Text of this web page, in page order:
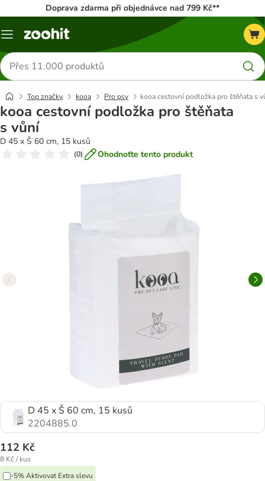
Doprava zdarma při objednávce nad 799 Kč**
Menu
Hledat
produkty
Top značky kooa Pro psy kooa cestovní podložka pro štěňata s
kooa cestovní podložka pro štěňata
s vůní
D 45 x Š 60 cm, 15 kusů
(0) Ohodnoťte tento produkt
D 45 x Š 60 cm, 15 kusů
2204885.0
112 Kč
8 Kč / kus
-5% Aktivovat Extra slevu